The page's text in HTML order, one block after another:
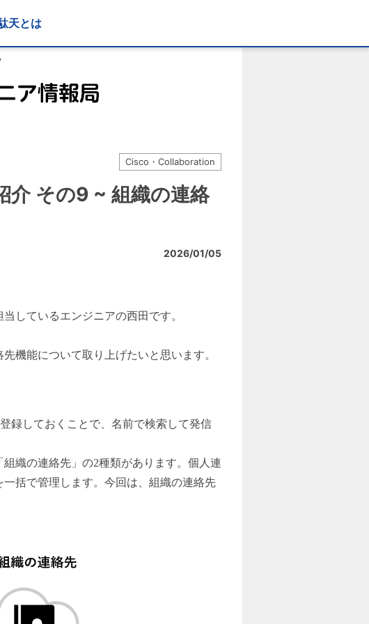
天とは
Cisco・Collaboration
その9 ~ 組織の連絡
2026/01/05
しているエンジニアの西田です。
機能について取り上げたいと思います。
録しておくことで、名前で検索して発信
織の連絡先」の2種類があります。個人連
括で管理します。今回は、組織の連絡先